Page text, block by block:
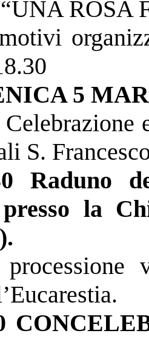
ROSA
5
S.
Raduno
la